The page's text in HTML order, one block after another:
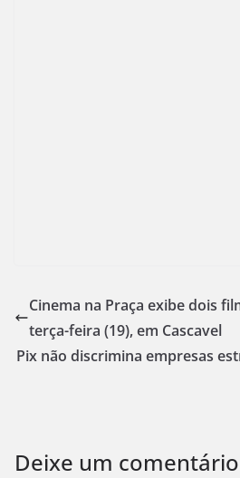
Cinema na Praça exibe dois
terça-feira (19), em Cascavel
Pix não discrimina empresas
Deixe um comentário